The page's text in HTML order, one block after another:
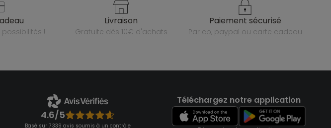
possibilités !
livraison
gratuite dès 10€ d'achats
paiement sécurisé
par cb, paypal ou carte cadeau
4.6/5
Basé sur 7 339 avis soumis à un contrôle
Téléchargez notre application